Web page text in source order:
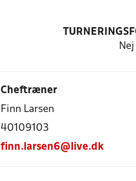
Nej
Cheftræner
Finn Larsen
40109103
finn.larsen6@live.dk